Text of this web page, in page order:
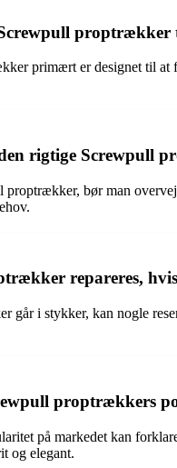
primært er designet til at
rigtige Screwpull
bør man
repareres,
i stykker, kan nogle
proptrækkers
på markedet kan
og elegant.